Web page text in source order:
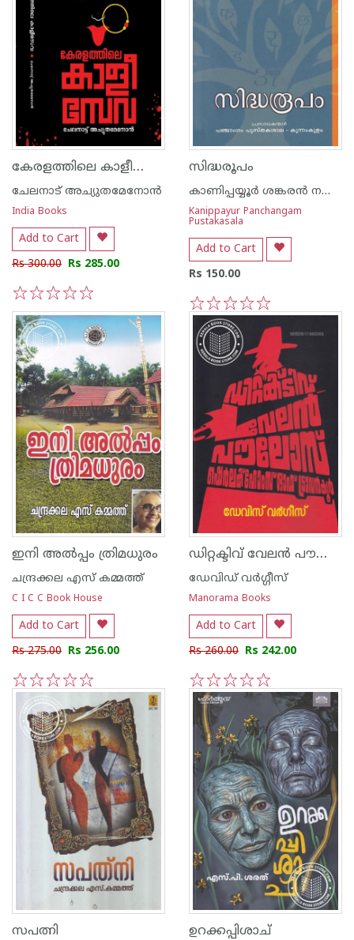
കേരളത്തിലെ കാളീസേവ
ചേലനാട് അച്യുതമേനോന്‍
India Books
Add to Cart
Rs 300.00 Rs 285.00
5
4
3
2
1
സിദ്ധരൂപം
കാണിപ്പയ്യൂര്‍ ശങ്കരന്‍ നമ്പൂതിരിപ്പാട്
Kanippayur Panchangam
Pustakasala
Add to Cart
Rs 150.00
5
4
3
2
1
ഇനി അല്‍പ്പം ത്രിമധുരം
ചന്ദ്രക്കല എസ് കമ്മത്ത്
C I C C Book House
Add to Cart
Rs 275.00 Rs 256.00
5
4
3
2
1
ഡിറ്റക്ടിവ് വേലൻ പൗലോസ്
ഡേവിഡ് വര്‍ഗ്ഗീസ്
Manorama Books
Add to Cart
Rs 260.00 Rs 242.00
5
4
3
2
1
സപത്നി ഉറക്കപ്പിശാച്